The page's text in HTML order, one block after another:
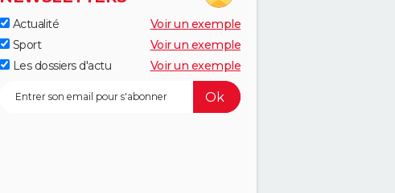
Actualité
Voir un exemple
Sport
Voir un exemple
Les dossiers d'actu
Voir un exemple